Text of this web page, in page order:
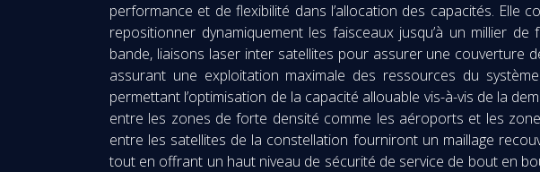
performance et de flexibilité dans l’allocation des capacités. Elle
repositionner dynamiquement les faisceaux jusqu’à un millier
bande, liaisons laser inter satellites pour assurer une couverture
assurant une exploitation maximale des ressources du
permettant l’optimisation de la capacité allouable vis-à-vis de la
entre les zones de forte densité comme les aéroports et les
entre les satellites de la constellation fourniront un maillage
tout en offrant un haut niveau de sécurité de service de bout en